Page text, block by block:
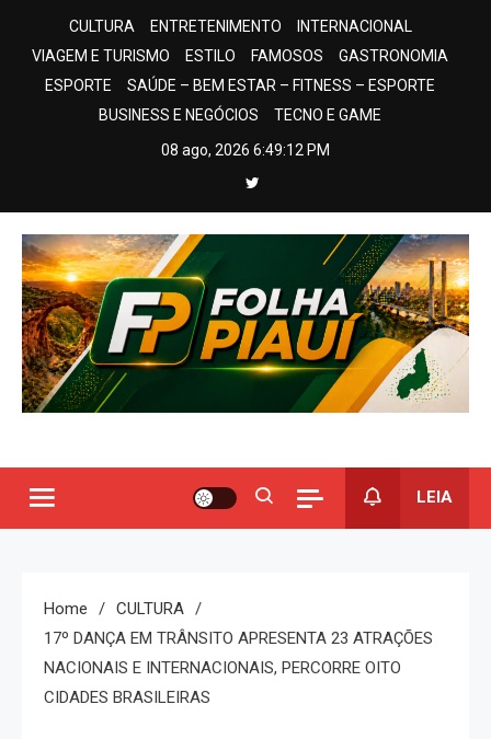
CULTURA ENTRETENIMENTO
INTERNACIONAL
VIAGEM E TURISMO
ESTILO FAMOSOS
GASTRONOMIA
ESPORTE
SAÚDE – BEM ESTAR – FITNESS – ESPORTE
BUSINESS E NEGÓCIOS
TECNO E GAME
08 ago, 2026 6:49:13 PM
LEIA
Home
CULTURA
17º DANÇA EM TRÂNSITO APRESENTA 23 ATRAÇÕES
NACIONAIS E INTERNACIONAIS, PERCORRE OITO
CIDADES BRASILEIRAS